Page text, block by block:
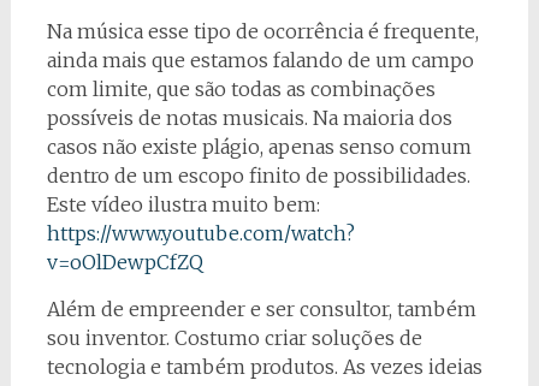
Na música esse tipo de ocorrência é frequente,
ainda mais que estamos falando de um campo
com limite, que são todas as combinações
possíveis de notas musicais. Na maioria dos
casos não existe plágio, apenas senso comum
dentro de um escopo finito de possibilidades.
Este vídeo ilustra muito bem:
https://www.youtube.com/watch?
v=oOlDewpCfZQ
Além de empreender e ser consultor, também
sou inventor. Costumo criar soluções de
tecnologia e também produtos. As vezes ideias